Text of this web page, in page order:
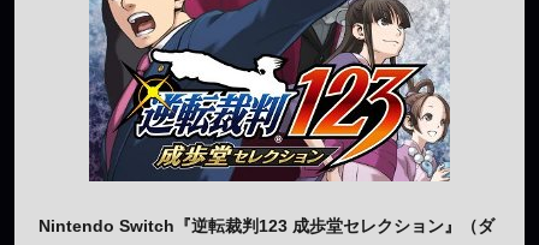
Nintendo Switch『逆転裁判123 成歩堂セレクション』（ダ